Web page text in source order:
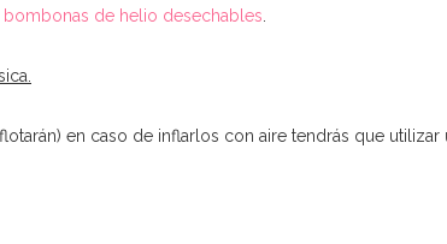
bombonas de helio desechables
en caso de inflarlos con aire tendrás que utilizar